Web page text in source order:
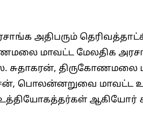
அதிபரும்
மாவட்ட மேலதிக
சுதாகரன், திருகோணமலை
பொலன்னறுவை மாவட்ட